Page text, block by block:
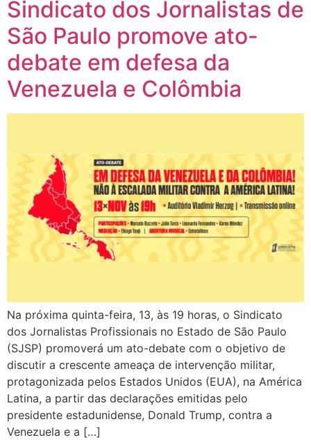
Sindicato dos Jornalistas de
São Paulo promove ato-
debate em defesa da
Venezuela e Colômbia
Na próxima quinta-feira, 13, às 19 horas, o Sindicato
dos Jornalistas Profissionais no Estado de São Paulo
(SJSP) promoverá um ato-debate com o objetivo de
discutir a crescente ameaça de intervenção militar,
protagonizada pelos Estados Unidos (EUA), na América
Latina, a partir das declarações emitidas pelo
presidente estadunidense, Donald Trump, contra a
Venezuela e a […]